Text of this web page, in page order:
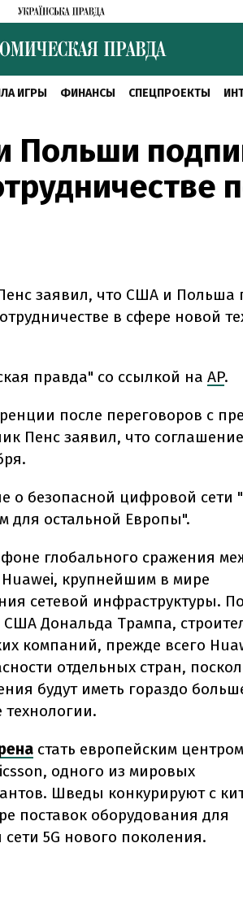
ИГРЫ ФИНАНСЫ СПЕЦПРОЕКТЫ
Польши
заявил, что США и Польша
в сфере новой
правда" со ссылкой на AP.
после переговоров с
Пенс заявил, что
о безопасной цифровой сети
остальной Европы".
глобального сражения
крупнейшим в мире
сетевой инфраструктуры.
Дональда Трампа,
компаний, прежде всего
отдельных стран,
будут иметь гораздо
стать европейским центром
одного из мировых
Шведы конкурируют с
поставок оборудования для
5G нового поколения.